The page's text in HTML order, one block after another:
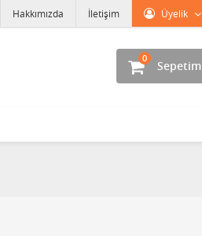
Üyelik
Hakkımızda İletişim
Sepetim
0